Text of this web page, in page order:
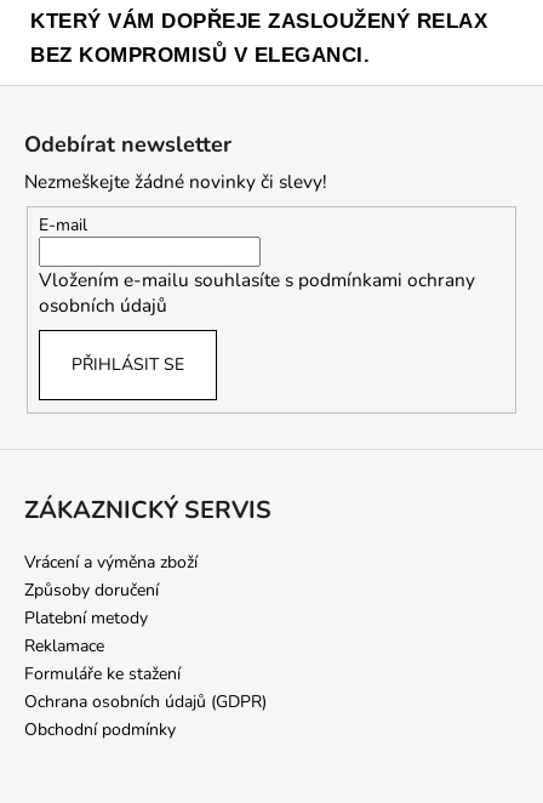
KTERÝ VÁM DOPŘEJE ZASLOUŽENÝ RELAX
BEZ KOMPROMISŮ V ELEGANCI.
Odebírat newsletter
Nezmeškejte žádné novinky či slevy!
E-mail
Vložením e-mailu souhlasíte s podmínkami ochrany
osobních údajů
PŘIHLÁSIT SE
ZÁKAZNICKÝ SERVIS
Vrácení a výměna zboží
Způsoby doručení
Platební metody
Reklamace
Formuláře ke stažení
Ochrana osobních údajů (GDPR)
Obchodní podmínky